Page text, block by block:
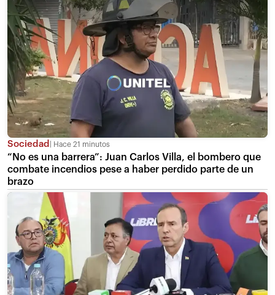
Sociedad Hace 21 minutos
“No es una barrera”: Juan Carlos Villa, el bombero que
combate incendios pese a haber perdido parte de un
brazo